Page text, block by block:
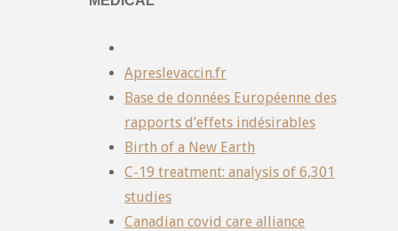
Apreslevaccin.fr
Base de données Européenne des
rapports d’effets indésirables
Birth of a New Earth
C-19 treatment: analysis of 6,301
studies
Canadian covid care alliance